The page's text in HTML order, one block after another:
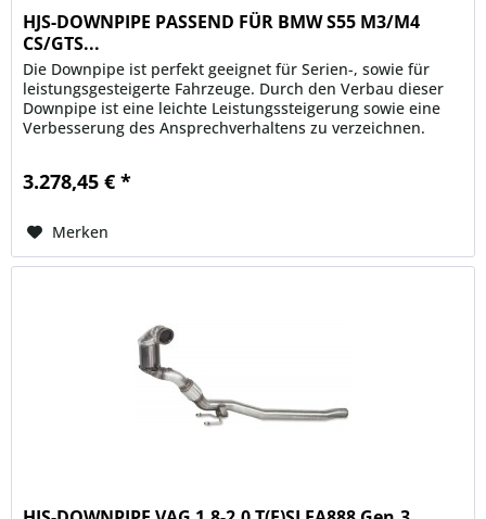
HJS-DOWNPIPE PASSEND FÜR BMW S55 M3/M4
CS/GTS...
Die Downpipe ist perfekt geeignet für Serien-, sowie für
leistungsgesteigerte Fahrzeuge. Durch den Verbau dieser
Downpipe ist eine leichte Leistungssteigerung sowie eine
Verbesserung des Ansprechverhaltens zu verzeichnen.
3.278,45 € *
Merken